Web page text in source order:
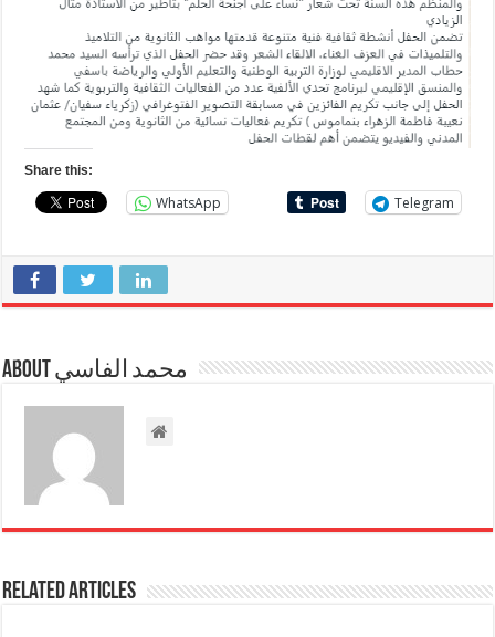
Share this:
WhatsApp Telegram
About محمد الفاسي
Related Articles